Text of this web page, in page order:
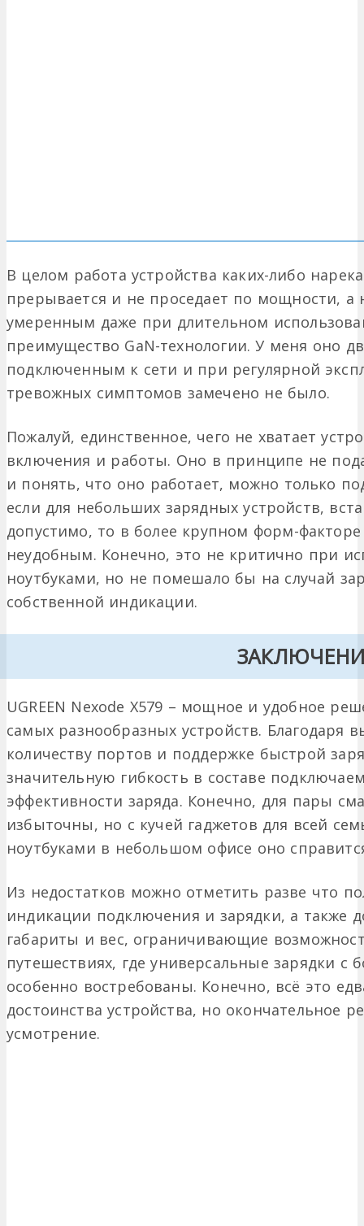
В целом работа устройства каких-либо
прерывается и не проседает по мощности, а
умеренным даже при длительном
преимущество GaN-технологии. У меня оно
подключенным к сети и при регулярной
тревожных симптомов замечено не было.
Пожалуй, единственное, чего не хватает
включения и работы. Оно в принципе не
и понять, что оно работает, можно только
если для небольших зарядных устройств,
допустимо, то в более крупном форм-факторе
неудобным. Конечно, это не критично при
ноутбуками, но не помешало бы на случай
собственной индикации.
UGREEN Nexode X579 – мощное и удобное
самых разнообразных устройств.
количеству портов и поддержке быстрой
значительную гибкость в составе
эффективности заряда. Конечно, для пары
избыточны, но с кучей гаджетов для всей
ноутбуками в небольшом офисе оно
Из недостатков можно отметить разве что
индикации подключения и зарядки, а также
габариты и вес, ограничивающие
путешествиях, где универсальные зарядки
особенно востребованы. Конечно, всё это
достоинства устройства, но окончательное
усмотрение.